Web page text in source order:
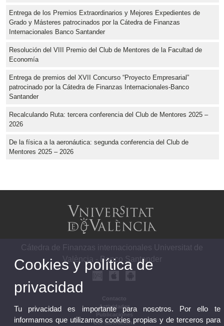
Entrega de los Premios Extraordinarios y Mejores Expedientes de
Grado y Másteres patrocinados por la Cátedra de Finanzas
Internacionales Banco Santander
Resolución del VIII Premio del Club de Mentores de la Facultad de
Economía
Entrega de premios del XVII Concurso “Proyecto Empresarial”
patrocinado por la Cátedra de Finanzas Internacionales-Banco
Santander
Recalculando Ruta: tercera conferencia del Club de Mentores 2025 –
2026
De la física a la aeronáutica: segunda conferencia del Club de
Mentores 2025 – 2026
Cátedra de Finanzas internacionales Universitat de
València - Banco Santander
Contacto
Actividades
Publicaciones
Col·laboracions
Cookies y política de
privacidad
Tu privacidad es importante para nosotros. Por ello te
informamos que utilizamos cookies propias y de terceros para